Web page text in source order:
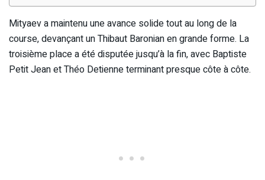
Mityaev a maintenu une avance solide tout au long de la
course, devançant un Thibaut Baronian en grande forme. La
troisième place a été disputée jusqu’à la fin, avec Baptiste
Petit Jean et Théo Detienne terminant presque côte à côte.